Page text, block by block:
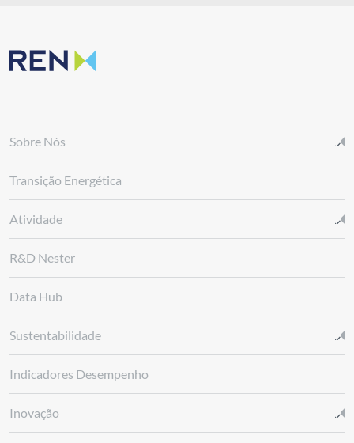
Sobre Nós
Transição Energética
Atividade
R&D Nester
Data Hub
Sustentabilidade
Indicadores Desempenho
Inovação